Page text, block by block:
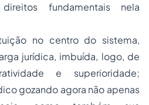
fundamentais nela
no centro do sistema,
jurídica, imbuída, logo, de
e superioridade;
gozando agora não apenas